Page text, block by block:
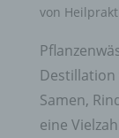
von
Destillation
Samen,
eine